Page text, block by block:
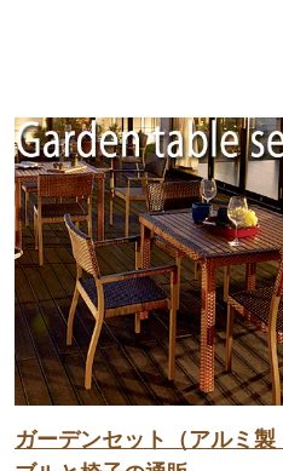
ガーデンセット（アルミ